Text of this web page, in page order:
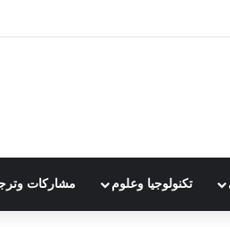
تكنولوجيا وعلوم مشاركات